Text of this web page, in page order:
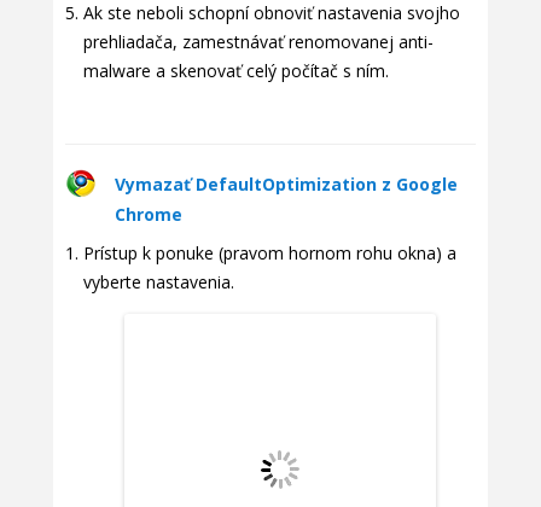
Ak ste neboli schopní obnoviť nastavenia svojho
prehliadača, zamestnávať renomovanej anti-
malware a skenovať celý počítač s ním.
Vymazať DefaultOptimization z Google
Chrome
Prístup k ponuke (pravom hornom rohu okna) a
vyberte nastavenia.